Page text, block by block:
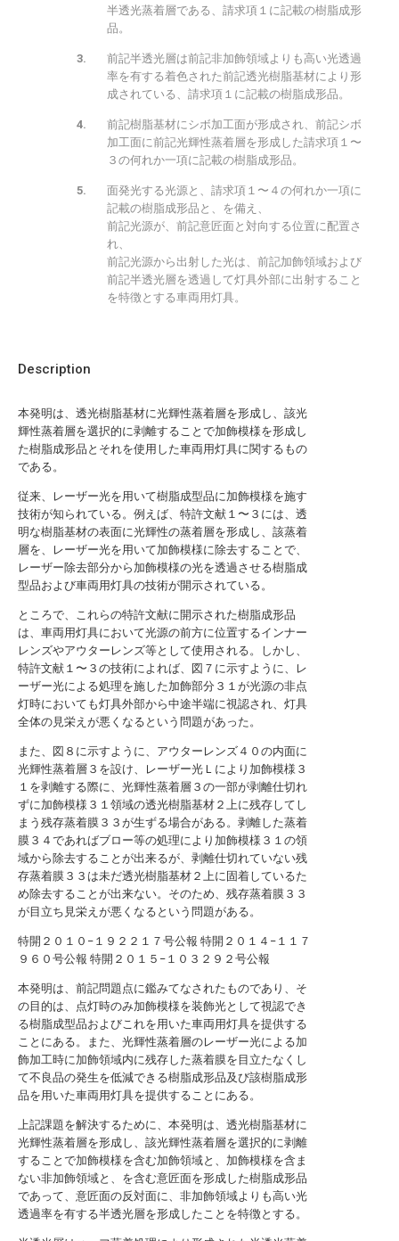
Description
本発明は、透光樹脂基材に光輝性蒸着層を形成し、該光
輝性蒸着層を選択的に剥離することで加飾模様を形成し
た樹脂成形品とそれを使用した車両用灯具に関するもの
である。
従来、レーザー光を用いて樹脂成型品に加飾模様を施す
技術が知られている。例えば、特許文献１〜３には、透
明な樹脂基材の表面に光輝性の蒸着層を形成し、該蒸着
層を、レーザー光を用いて加飾模様に除去することで、
レーザー除去部分から加飾模様の光を透過させる樹脂成
型品および車両用灯具の技術が開示されている。
ところで、これらの特許文献に開示された樹脂成形品
は、車両用灯具において光源の前方に位置するインナー
レンズやアウターレンズ等として使用される。しかし、
特許文献１〜３の技術によれば、図７に示すように、レ
ーザー光による処理を施した加飾部分３１が光源の非点
灯時においても灯具外部から中途半端に視認され、灯具
全体の見栄えが悪くなるという問題があった。
また、図８に示すように、アウターレンズ４０の内面に
光輝性蒸着層３を設け、レーザー光Ｌにより加飾模様３
１を剥離する際に、光輝性蒸着層３の一部が剥離仕切れ
ずに加飾模様３１領域の透光樹脂基材２上に残存してし
まう残存蒸着膜３３が生ずる場合がある。剥離した蒸着
膜３４であればブロー等の処理により加飾模様３１の領
域から除去することが出来るが、剥離仕切れていない残
存蒸着膜３３は未だ透光樹脂基材２上に固着しているた
め除去することが出来ない。そのため、残存蒸着膜３３
が目立ち見栄えが悪くなるという問題がある。
特開２０１０−１９２２１７号公報 特開２０１４−１１７
９６０号公報 特開２０１５−１０３２９２号公報
本発明は、前記問題点に鑑みてなされたものであり、そ
の目的は、点灯時のみ加飾模様を装飾光として視認でき
る樹脂成型品およびこれを用いた車両用灯具を提供する
ことにある。また、光輝性蒸着層のレーザー光による加
飾加工時に加飾領域内に残存した蒸着膜を目立たなくし
て不良品の発生を低減できる樹脂成形品及び該樹脂成形
品を用いた車両用灯具を提供することにある。
上記課題を解決するために、本発明は、透光樹脂基材に
光輝性蒸着層を形成し、該光輝性蒸着層を選択的に剥離
することで加飾模様を含む加飾領域と、加飾模様を含ま
ない非加飾領域と、を含む意匠面を形成した樹脂成形品
であって、意匠面の反対面に、非加飾領域よりも高い光
透過率を有する半透光層を形成したことを特徴とする。
半透光蒸着層である、請求項１に記載の樹脂成形
品。
前記半透光層は前記非加飾領域よりも高い光透過
率を有する着色された前記透光樹脂基材により形
成されている、請求項１に記載の樹脂成形品。
前記樹脂基材にシボ加工面が形成され、前記シボ
加工面に前記光輝性蒸着層を形成した請求項１〜
３の何れか一項に記載の樹脂成形品。
面発光する光源と、請求項１〜４の何れか一項に
記載の樹脂成形品と、を備え、
前記光源が、前記意匠面と対向する位置に配置さ
れ、
前記光源から出射した光は、前記加飾領域および
前記半透光層を透過して灯具外部に出射すること
を特徴とする車両用灯具。